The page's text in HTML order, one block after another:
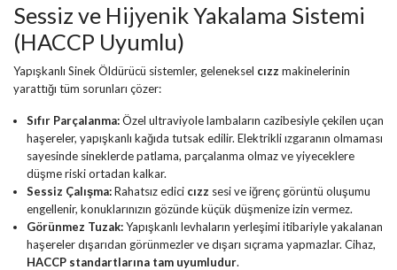
Sessiz ve Hijyenik Yakalama Sistemi
(HACCP Uyumlu)
Yapışkanlı Sinek Öldürücü sistemler, geleneksel cızz makinelerinin
yarattığı tüm sorunları çözer:
Sıfır Parçalanma:Özel ultraviyole lambaların cazibesiyle çekilen uçan
haşereler, yapışkanlı kağıda tutsak edilir. Elektrikli ızgaranın olmaması
sayesinde sineklerde patlama, parçalanma olmaz ve yiyeceklere
düşme riski ortadan kalkar.
Sessiz Çalışma:Rahatsız edici cızz sesi ve iğrenç görüntü oluşumu
engellenir, konuklarınızın gözünde küçük düşmenize izin vermez.
Görünmez Tuzak:Yapışkanlı levhaların yerleşimi itibariyle yakalanan
haşereler dışarıdan görünmezler ve dışarı sıçrama yapmazlar. Cihaz,
HACCP standartlarına tam uyumludur.